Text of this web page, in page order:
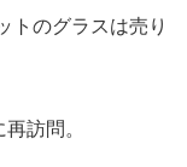
トのグラスは売り
訪問。